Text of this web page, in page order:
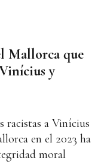
Mallorca que
y
racistas a Vinícius
en el 2023 ha
moral